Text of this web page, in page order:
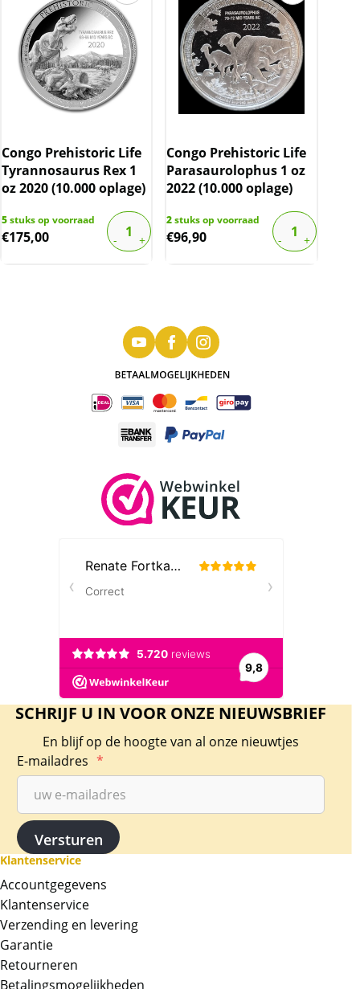
Congo Prehistoric Life
Tyrannosaurus Rex 1
oz 2020 (10.000 oplage)
5stuks op voorraad
€175,00
Congo Prehistoric Life
Parasaurolophus 1 oz
2022 (10.000 oplage)
2stuks op voorraad
€96,90
SCHRIJF U IN VOOR ONZE NIEUWSBRIEF
En blijf op de hoogte van al onze nieuwtjes
E-mailadres *
Klantenservice
Accountgegevens
Klantenservice
Verzending en levering
Garantie
Retourneren
Betalingsmogelijkheden